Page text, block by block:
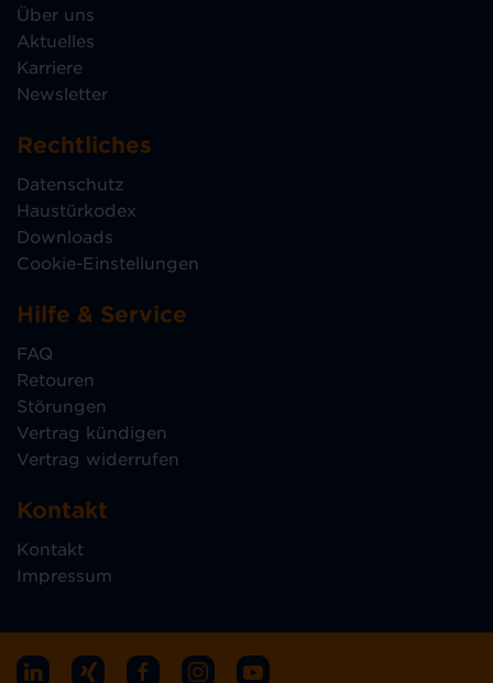
Über uns
Aktuelles
Karriere
Newsletter
Rechtliches
Datenschutz
Haustürkodex
Downloads
Cookie-Einstellungen
Hilfe & Service
FAQ
Retouren
Störungen
Vertrag kündigen
Vertrag widerrufen
Kontakt
Kontakt
Impressum